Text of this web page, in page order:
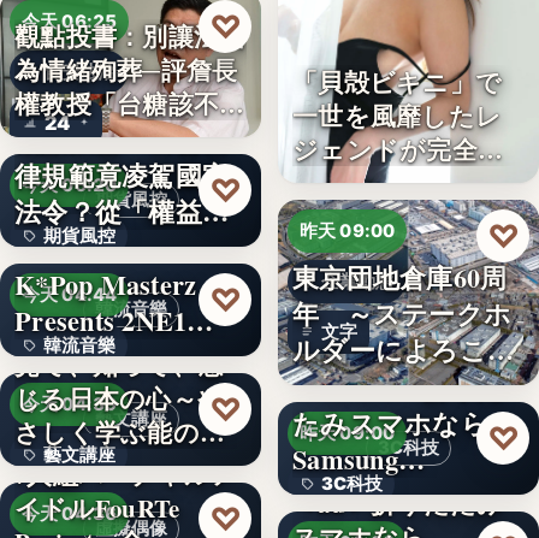
今天 06:25
食安法治
24
觀點投書：別讓法治
為情緒殉葬─評詹長
權教授「台糖該不該
通…
♡
期貨風控
今天 06:20
期貨風控
文字
觀點投書：公會自
律規範竟凌駕國家
法令？從「權益
數」定義看…
♡
韓流音樂
今天 04:44
韓流音樂
文字
K*Pop Masterz
Presents 2NE1…
♡
藝文講座
今天 04:39
藝文講座
1,000円
見て、知って、感
じる日本の心～や
さしく学ぶ能の世
界へ
♡
虛擬偶像
今天 04:36
7人組バーチャルア
イドルFouRTe
♡
「貝殻ビキニ」で
一世を風靡したレ
ジェンドが完全復
活武田久…
昨天 09:00
企業動態
文字
東京団地倉庫60周
年 ～ステークホ
ルダーによろこば
れる…
♡
3C科技
昨天 09:00
3C科技
＜OPEN＞折りた
たみスマホなら
Samsung…
♡
＜au＞折りたたみ